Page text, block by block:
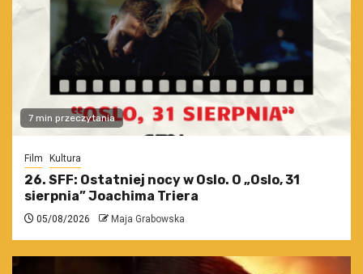
7 min przeczytania
Film Kultura
26. SFF: Ostatniej nocy w Oslo. O „Oslo, 31
sierpnia” Joachima Triera
05/08/2026 Maja Grabowska